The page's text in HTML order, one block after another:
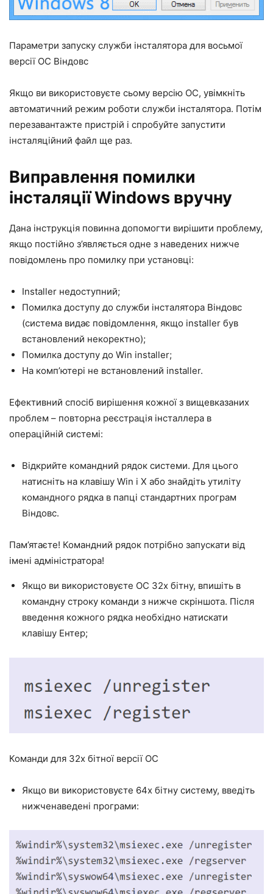
Параметри запуску служби інсталятора для восьмої
версії ОС Віндовс
Якщо ви використовуєте сьому версію ОС, увімкніть
автоматичний режим роботи служби інсталятора. Потім
перезавантажте пристрій і спробуйте запустити
інсталяційний файл ще раз.
Виправлення помилки
інсталяції Windows вручну
Дана інструкція повинна допомогти вирішити проблему,
якщо постійно з’являється одне з наведених нижче
повідомлень про помилку при установці:
Installer недоступний;
Помилка доступу до служби інсталятора Віндовс
(система видає повідомлення, якщо installer був
встановлений некоректно);
Помилка доступу до Win installer;
На комп’ютері не встановлений installer.
Ефективний спосіб вирішення кожної з вищевказаних
проблем – повторна реєстрація інсталлера в
операційній системі:
Відкрийте командний рядок системи. Для цього
натисніть на клавішу Win і X або знайдіть утиліту
командного рядка в папці стандартних програм
Віндовс.
Пам’ятаєте! Командний рядок потрібно запускати від
імені адміністратора!
Якщо ви використовуєте ОС 32х бітну, впишіть в
командну строку команди з нижче скріншота. Після
введення кожного рядка необхідно натискати
клавішу Ентер;
Команди для 32х бітної версії ОС
Якщо ви використовуєте 64х бітну систему, введіть
нижченаведені програми: